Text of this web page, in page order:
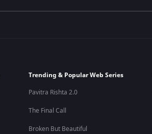
Trending & Popular Web Series
Pavitra Rishta 2.0
The Final Call
Broken But Beautiful